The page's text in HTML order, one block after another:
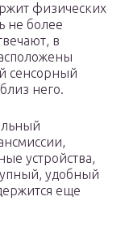
физических
не более
в
сенсорный
него.
устройства,
удобный
еще